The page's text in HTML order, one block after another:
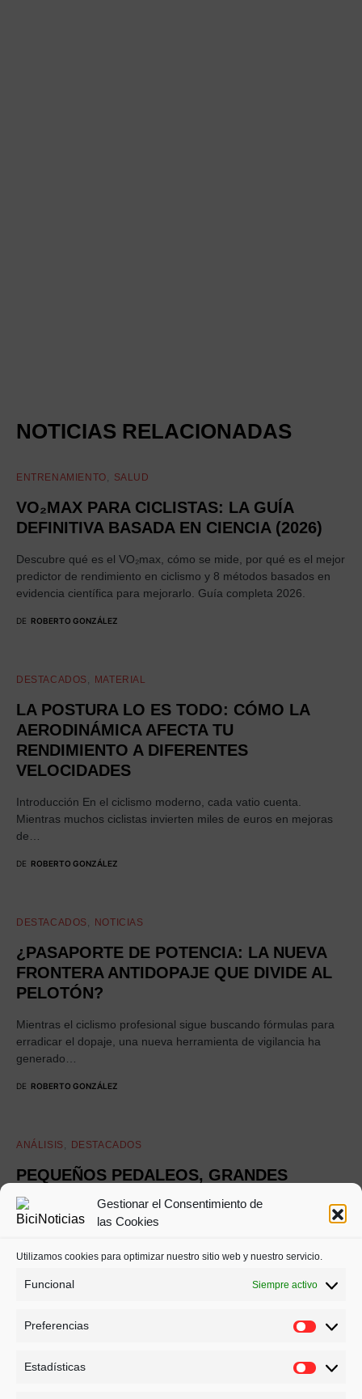
Gestionar el Consentimiento de
las Cookies
Utilizamos cookies para optimizar nuestro sitio web y nuestro servicio.
Funcional Siempre activo
Preferencias
Estadísticas
NOTICIAS RELACIONADAS
ENTRENAMIENTO SALUD
VO₂MAX PARA CICLISTAS: LA GUÍA
DEFINITIVA BASADA EN CIENCIA (2026)
Descubre qué es el VO₂max, cómo se mide, por qué es el mejor
predictor de rendimiento en ciclismo y 8 métodos basados en
evidencia científica para mejorarlo. Guía completa 2026.
DE ROBERTO GONZÁLEZ
DESTACADOS MATERIAL
LA POSTURA LO ES TODO: CÓMO LA
AERODINÁMICA AFECTA TU
RENDIMIENTO A DIFERENTES
VELOCIDADES
Introducción En el ciclismo moderno, cada vatio cuenta.
Mientras muchos ciclistas invierten miles de euros en mejoras
de…
DE ROBERTO GONZÁLEZ
DESTACADOS NOTICIAS
¿PASAPORTE DE POTENCIA: LA NUEVA
FRONTERA ANTIDOPAJE QUE DIVIDE AL
PELOTÓN?
Mientras el ciclismo profesional sigue buscando fórmulas para
erradicar el dopaje, una nueva herramienta de vigilancia ha
generado…
DE ROBERTO GONZÁLEZ
ANÁLISIS DESTACADOS
PEQUEÑOS PEDALEOS, GRANDES
CAMBIOS: CÓMO SER MEJOR CICLISTA
SIN DARTE CUENTA
año ibas a hacer 10.000 km,…
DE ROBERTO GONZÁLEZ